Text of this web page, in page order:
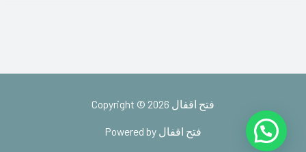
Copyright © 2026 فتح اقفال
Powered by فتح اقفال